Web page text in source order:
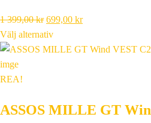
1 399,00kr Det
ursprungliga
priset
699,00 krDet
priset
Välj alternativ
REA!
ASSOS MILLE GT